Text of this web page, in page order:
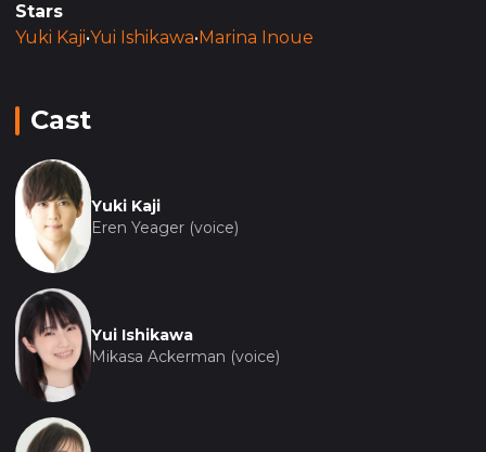
Stars
Yuki Kaji•Yui Ishikawa• Marina Inoue
Cast
Yuki Kaji
Eren Yeager (voice)
Yui Ishikawa
Mikasa Ackerman (voice)